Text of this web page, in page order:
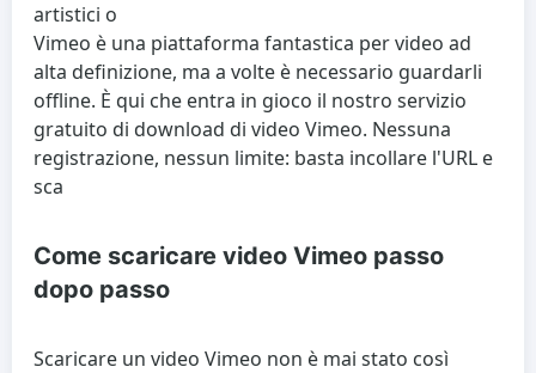
artistici o
Vimeo è una piattaforma fantastica per video ad
alta definizione, ma a volte è necessario guardarli
offline. È qui che entra in gioco il nostro servizio
gratuito di download di video Vimeo. Nessuna
registrazione, nessun limite: basta incollare l'URL e
sca
Come scaricare video Vimeo passo
dopo passo
Scaricare un video Vimeo non è mai stato così